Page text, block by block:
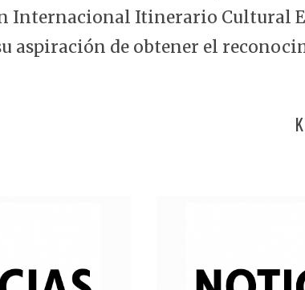
Internacional Itinerario Cultural
aspiración de obtener el